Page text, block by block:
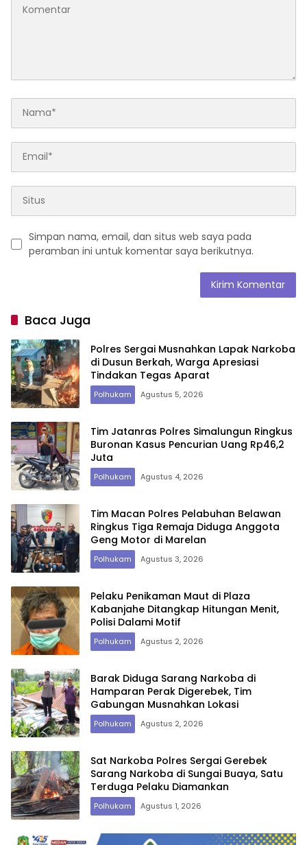
Simpan nama, email, dan situs web saya pada
peramban ini untuk komentar saya berikutnya.
Baca Juga
Polres Sergai Musnahkan Lapak Narkoba
di Dusun Berkah, Warga Apresiasi
Tindakan Tegas Aparat
Polhukam Agustus 5, 2026
Tim Jatanras Polres Simalungun Ringkus
Buronan Kasus Pencurian Uang Rp46,2
Juta
Polhukam Agustus 4, 2026
Tim Macan Polres Pelabuhan Belawan
Ringkus Tiga Remaja Diduga Anggota
Geng Motor di Marelan
Polhukam Agustus 3, 2026
Pelaku Penikaman Maut di Plaza
Kabanjahe Ditangkap Hitungan Menit,
Polisi Dalami Motif
Polhukam Agustus 2, 2026
Barak Diduga Sarang Narkoba di
Hamparan Perak Digerebek, Tim
Gabungan Musnahkan Lokasi
Polhukam Agustus 2, 2026
Sat Narkoba Polres Sergai Gerebek
Sarang Narkoba di Sungai Buaya, Satu
Terduga Pelaku Diamankan
Polhukam Agustus 1, 2026